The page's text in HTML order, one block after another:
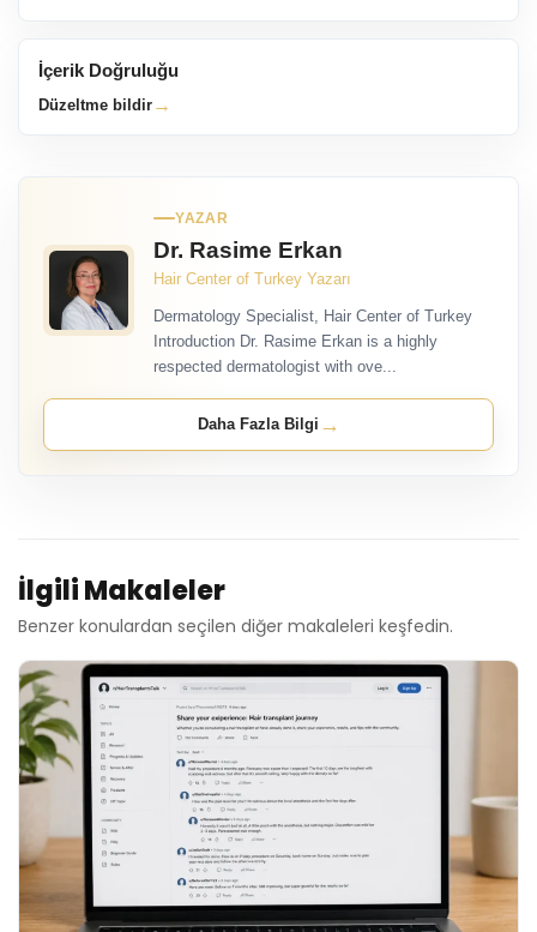
İçerik Doğruluğu
Düzeltme bildir →
YAZAR
Dr. Rasime Erkan
Hair Center of Turkey Yazarı
Dermatology Specialist, Hair Center of Turkey
Introduction Dr. Rasime Erkan is a highly
respected dermatologist with ove...
Daha Fazla Bilgi →
İlgili Makaleler
Benzer konulardan seçilen diğer makaleleri keşfedin.